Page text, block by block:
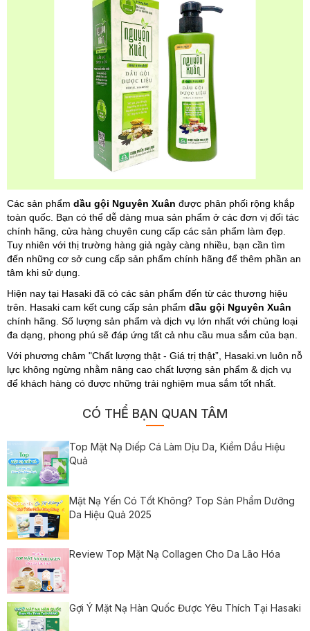
Các sản phẩm dầu gội Nguyên Xuân được phân phối rộng khắp
toàn quốc. Bạn có thể dễ dàng mua sản phẩm ở các đơn vị đối tác
chính hãng, cửa hàng chuyên cung cấp các sản phẩm làm đẹp.
Tuy nhiên với thị trường hàng giả ngày càng nhiều, bạn cần tìm
đến những cơ sở cung cấp sản phẩm chính hãng để thêm phần an
tâm khi sử dụng.
Hiện nay tại Hasaki đã có các sản phẩm đến từ các thương hiệu
trên. Hasaki cam kết cung cấp sản phẩm dầu gội Nguyên Xuân
chính hãng. Số lượng sản phẩm và dịch vụ lớn nhất với chủng loại
đa dạng, phong phú sẽ đáp ứng tất cả nhu cầu mua sắm của bạn.
Với phương châm "Chất lượng thật - Giá trị thật”, Hasaki.vn luôn nỗ
lực không ngừng nhằm nâng cao chất lượng sản phẩm & dịch vụ
để khách hàng có được những trải nghiệm mua sắm tốt nhất.
CÓ THỂ BẠN QUAN TÂM
Top Mặt Nạ Diếp Cá Làm Dịu Da, Kiềm Dầu Hiệu
Quả
Mặt Nạ Yến Có Tốt Không? Top Sản Phẩm Dưỡng
Da Hiệu Quả 2025
Review Top Mặt Nạ Collagen Cho Da Lão Hóa
Gợi Ý Mặt Nạ Hàn Quốc Được Yêu Thích Tại Hasaki